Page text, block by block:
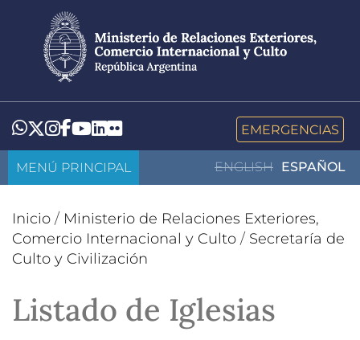
contenido
principal
Whatsapp
Twitter
Instagram
Facebook
YouTube
LinkedIn
Flickr EMERGENCIAS
ENGLISH ESPAÑOL
MENÚ PRINCIPAL
Inicio / Ministerio de Relaciones Exteriores,
Comercio Internacional y Culto / Secretaría de
Culto y Civilización
Listado de Iglesias